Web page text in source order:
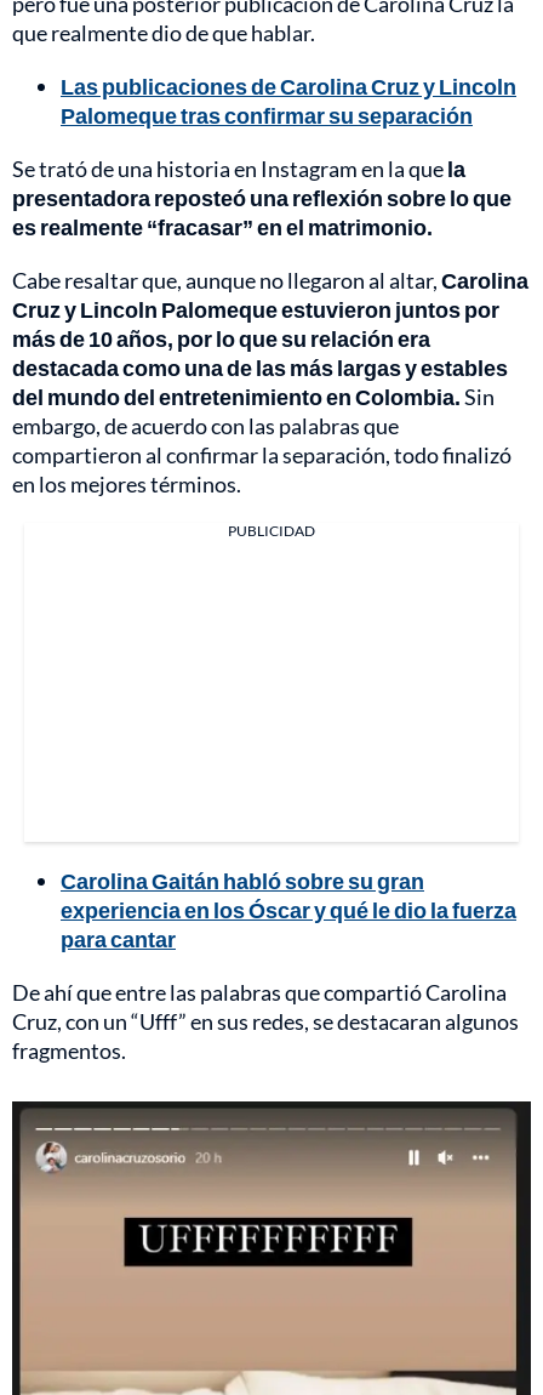
que realmente dio de que hablar.
Las publicaciones de Carolina Cruz y Lincoln
Palomeque tras confirmar su separación
Se trató de una historia en Instagram en la quela
presentadora reposteó una reflexión sobre lo que
es realmente “fracasar” en el matrimonio.
Cabe resaltar que, aunque no llegaron al altar,Carolina
Cruz y Lincoln Palomeque estuvieron juntos por
más de 10 años, por lo que su relación era
destacada como una de las más largas y estables
del mundo del entretenimiento en Colombia.Sin
embargo, de acuerdo con las palabras que
compartieron al confirmar la separación, todo finalizó
en los mejores términos.
PUBLICIDAD
Carolina Gaitán habló sobre su gran
experiencia en los Óscar y qué le dio la fuerza
para cantar
De ahí que entre las palabras que compartió Carolina
Cruz, con un “Ufff” en sus redes, se destacaran algunos
fragmentos.